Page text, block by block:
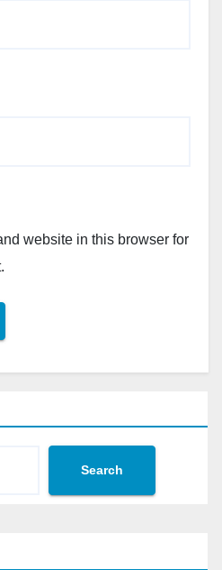
website in this browser for
Search